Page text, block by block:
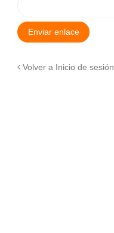
Enviar enlace
Volver a Inicio de sesión